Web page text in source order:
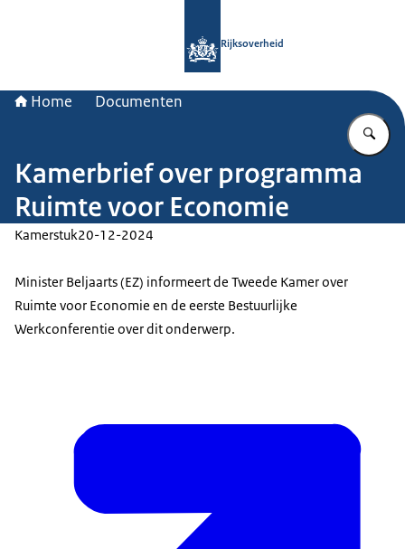
Rijksoverheid
Home Documenten
Kamerbrief over programma
Ruimte voor Economie
Kamerstuk20-12-2024
Minister Beljaarts (EZ) informeert de Tweede Kamer over
Ruimte voor Economie en de eerste Bestuurlijke
Werkconferentie over dit onderwerp.